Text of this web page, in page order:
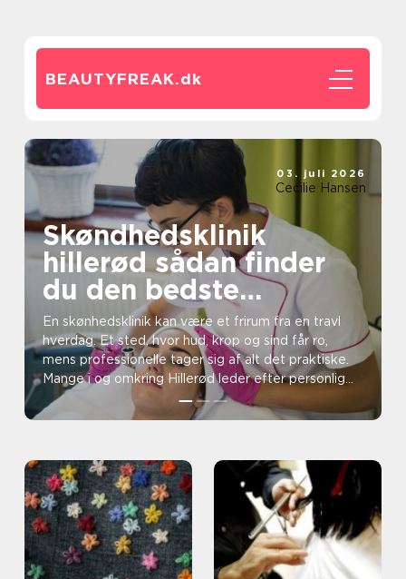
BEAUTYFREAK.dk
Skøndhedsklinik
hillerød sådan finder
du den bedste
behandling til din hud
En skønhedsklinik kan være et frirum fra en travl
hverdag. Et sted, hvor hud, krop og sind får ro,
mens professionelle tager sig af alt det praktiske.
Mange i og omkring Hillerød leder efter personlig...
03. juli 2026
Cecilie Hansen